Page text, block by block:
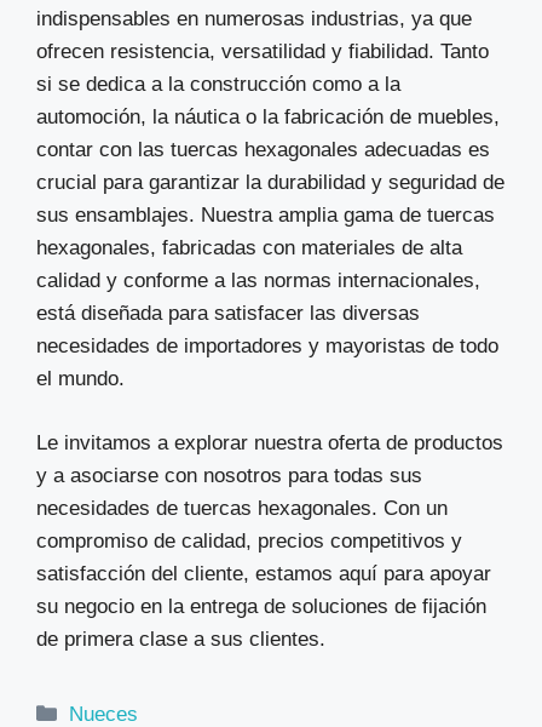
indispensables en numerosas industrias, ya que
ofrecen resistencia, versatilidad y fiabilidad. Tanto
si se dedica a la construcción como a la
automoción, la náutica o la fabricación de muebles,
contar con las tuercas hexagonales adecuadas es
crucial para garantizar la durabilidad y seguridad de
sus ensamblajes. Nuestra amplia gama de tuercas
hexagonales, fabricadas con materiales de alta
calidad y conforme a las normas internacionales,
está diseñada para satisfacer las diversas
necesidades de importadores y mayoristas de todo
el mundo.
Le invitamos a explorar nuestra oferta de productos
y a asociarse con nosotros para todas sus
necesidades de tuercas hexagonales. Con un
compromiso de calidad, precios competitivos y
satisfacción del cliente, estamos aquí para apoyar
su negocio en la entrega de soluciones de fijación
de primera clase a sus clientes.
Categorías
Nueces